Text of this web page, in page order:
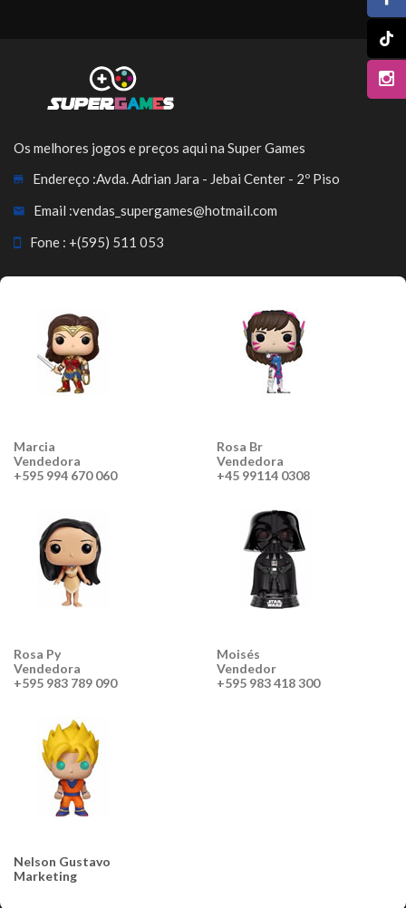
Os melhores jogos e preços aqui na Super Games
Endereço :Avda. Adrian Jara - Jebai Center - 2º Piso
Email :vendas_supergames@hotmail.com
Fone : +(595) 511 053
Marcia
Vendedora
+595 994 670 060
Rosa Br
Vendedora
+45 99114 0308
Rosa Py
Vendedora
+595 983 789 090
Moisés
Vendedor
+595 983 418 300
Nelson Gustavo
Marketing